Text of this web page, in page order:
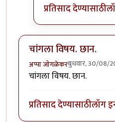
प्रतिसाद देण्यासाठी
चांगला विषय. छान.
अप्पा जोगळेकरबुधवार, 30/08/
चांगला विषय. छान.
प्रतिसाद देण्यासाठीलॉग